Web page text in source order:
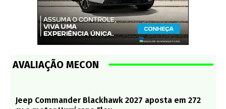
AVALIAÇÃO MECON
Jeep Commander Blackhawk 2027 aposta em 272